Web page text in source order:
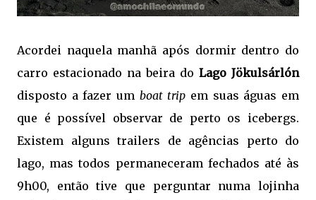
Acordei naquela manhã após dormir dentro do
carro estacionado na beira do Lago Jökulsárlón
disposto a fazer um boat trip em suas águas em
que é possível observar de perto os icebergs.
Existem alguns trailers de agências perto do
lago, mas todos permaneceram fechados até às
9h00, então tive que perguntar numa lojinha